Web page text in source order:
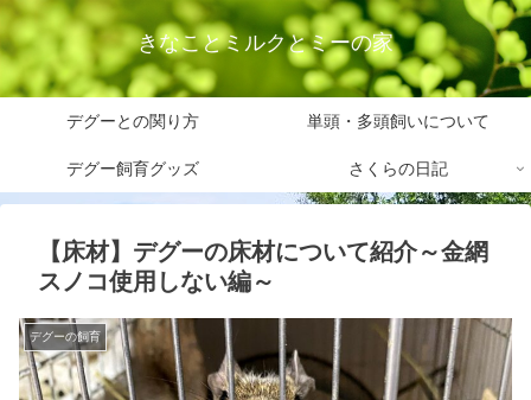
きなことミルクとミーの家
デグーとの関り方 単頭・多頭飼いについて
デグー飼育グッズ さくらの日記
【床材】デグーの床材について紹介～金網
スノコ使用しない編～
デグーの飼育